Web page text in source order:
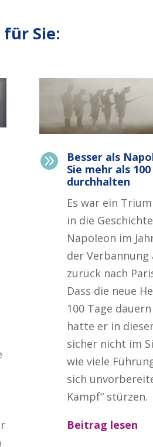
Sie:

Besser als
Sie mehr als
durchhalten
Es war ein
in die
Napoleon im
der Verbannung
zurück nach
Dass die neue
100 Tage
hatte er in
sicher nicht im
wie viele
sich
Kampf“ stürzen.
Beitrag lesen